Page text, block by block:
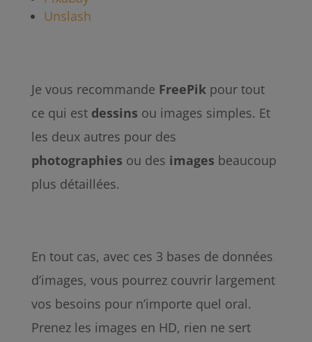
Unslash
Je vous recommande FreePik pour tout
ce qui est dessins ou images simples. Et
les deux autres pour des
photographies ou des images beaucoup
plus détaillées.
En tout cas, avec ces 3 bases de données
d’images, vous pourrez couvrir largement
vos besoins pour n’importe quel oral.
Prenez les images en HD, rien ne sert